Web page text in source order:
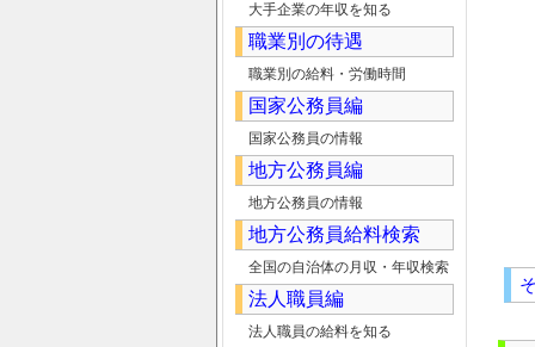
大手企業の年収を知る
職業別の待遇
職業別の給料・労働時間
国家公務員編
国家公務員の情報
地方公務員編
地方公務員の情報
地方公務員給料検索
全国の自治体の月収・年収検索
法人職員編
法人職員の給料を知る